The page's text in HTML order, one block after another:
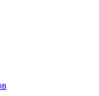
и продвижение сайтов
и продвижение сайтов